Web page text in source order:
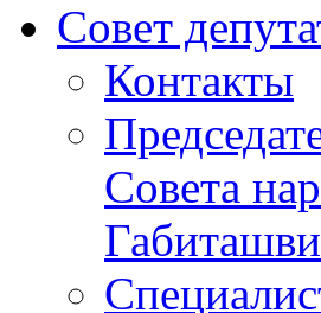
Совет
Контакты
Совета